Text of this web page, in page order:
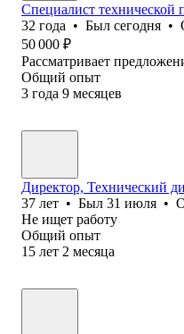
Специалист технической
32 года • Был сегодня •
50 000 ₽
Рассматривает
Общий опыт
3 года 9 месяцев
Директор, Технический
37 лет • Был 31 июля •
Не ищет работу
Общий опыт
15 лет 2 месяца